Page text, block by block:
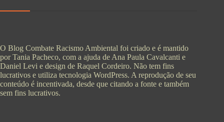
O Blog Combate Racismo Ambiental foi criado e é mantido
por Tania Pacheco, com a ajuda de Ana Paula Cavalcanti e
Daniel Levi e design de Raquel Cordeiro. Não tem fins
lucrativos e utiliza tecnologia WordPress. A reprodução de seu
conteúdo é incentivada, desde que citando a fonte e também
sem fins lucrativos.